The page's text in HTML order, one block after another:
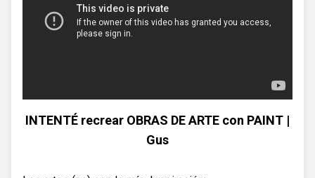
INTENTÉ recrear OBRAS DE ARTE con PAINT |
Gus